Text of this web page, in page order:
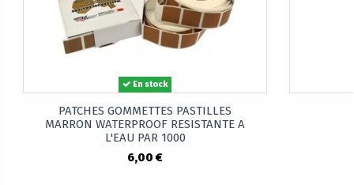
En stock
PATCHES GOMMETTES PASTILLES
MARRON WATERPROOF RESISTANTE A
L'EAU PAR 1000
6,00 €